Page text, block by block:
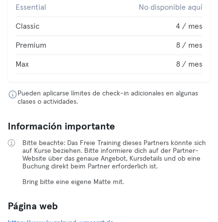
Essential No disponible aquí
Classic 4 / mes
Premium 8 / mes
Max 8 / mes
Pueden aplicarse límites de check-in adicionales en algunas
clases o actividades.
Información importante
Bitte beachte: Das Freie Training dieses Partners könnte sich
auf Kurse beziehen. Bitte informiere dich auf der Partner-
Website über das genaue Angebot, Kursdetails und ob eine
Buchung direkt beim Partner erforderlich ist.
Bring bitte eine eigene Matte mit.
Página web